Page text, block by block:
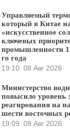
Управляемый
который в Китае
«искусственное
ключевых
промышленности
го года
19:10 08 Авг 2026
Министерство
повысило уровень
реагирования на
шести восточных
19:09 08 Авг 2026